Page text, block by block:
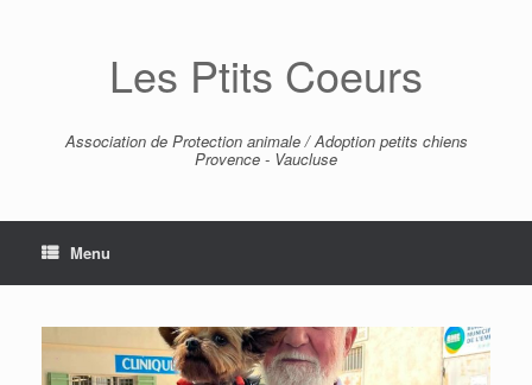
Les Ptits Coeurs
Association de Protection animale / Adoption petits chiens
Provence - Vaucluse
Menu